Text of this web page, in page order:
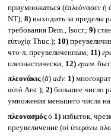
приумножаться (ἐπλεόνασεν ἡ
NT); 8)выходить за пределы
требования Dem., Isocr.; 9)
εὐτυχίᾳ Thuc.); 10)
что-л. преувеличенным; 11)
плеонастически; 12) грам.
πλεονάκις(ᾰ) adv. 1)
αὐτό Arst.); 2)большее число
умножения меньшего числа
πλεονασμόςὁ 1)избыток,
преувеличение (οἱ ὑπεράνω